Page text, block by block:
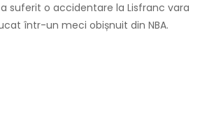
suferit o accidentare la Lisfranc vara
într-un meci obișnuit din NBA.